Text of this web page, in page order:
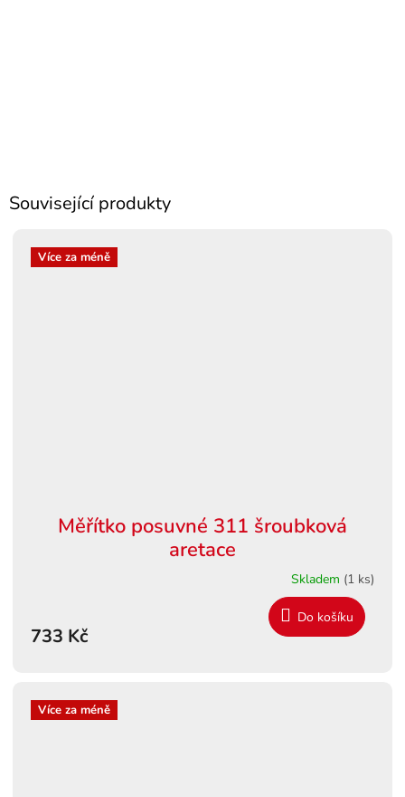
Související produkty
Více za méně
Měřítko posuvné 311 šroubková
aretace
Skladem (1 ks)
733 Kč
Do košíku
Více za méně